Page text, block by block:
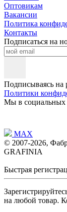
Оптовикам
Вакансии
Политика
Контакты
Подписаться на
Подписываясь на
Политики
Мы в социальных
MAX
© 2007-2026,
GRAFINIA
Быстрая
на любой товар.